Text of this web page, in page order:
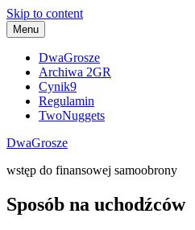
Skip to content
Menu
DwaGrosze
Archiwa 2GR
Cynik9
Regulamin
TwoNuggets
DwaGrosze
wstęp do finansowej samoobrony
Sposób na uchodźców